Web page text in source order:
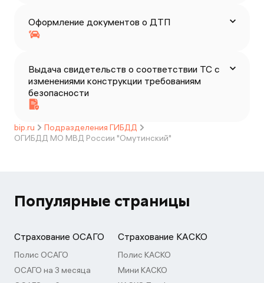
Оформление документов о ДТП
Выдача свидетельств о соответствии ТС с
изменениями конструкции требованиям
безопасности
bip.ru
Подразделения ГИБДД
ОГИБДД МО МВД России "Омутинский"
Популярные страницы
Страхование ОСАГО
Полис ОСАГО
ОСАГО на 3 месяца
Страхование КАСКО
Полис КАСКО
Мини КАСКО